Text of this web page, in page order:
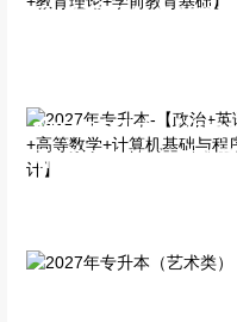
语+教育理论+学前教育
2027年专升本-【政治+
语+高等数学+计算机